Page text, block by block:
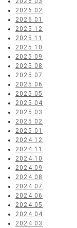
2026.02
2026.01
2025.12
2025.11
2025.10
2025.09
2025.08
2025.07
2025.06
2025.05
2025.04
2025.03
2025.02
2025.01
2024.12
2024.11
2024.10
2024.09
2024.08
2024.07
2024.06
2024.05
2024.04
2024.03